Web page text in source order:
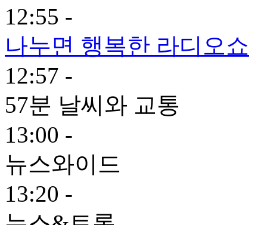
12:55 -
나누면 행복한 라디오쇼
12:57 -
57분 날씨와 교통
13:00 -
뉴스와이드
13:20 -